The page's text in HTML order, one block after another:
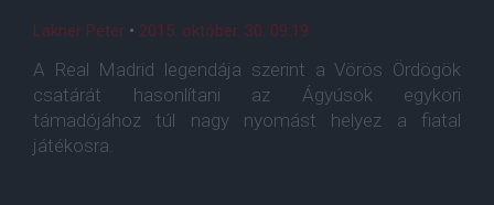
Lakner Péter • 2015. október. 30. 09:19
A Real Madrid legendája szerint a Vörös Ördögök
csatárát hasonlítani az Ágyúsok egykori
támadójához túl nagy nyomást helyez a fiatal
játékosra.